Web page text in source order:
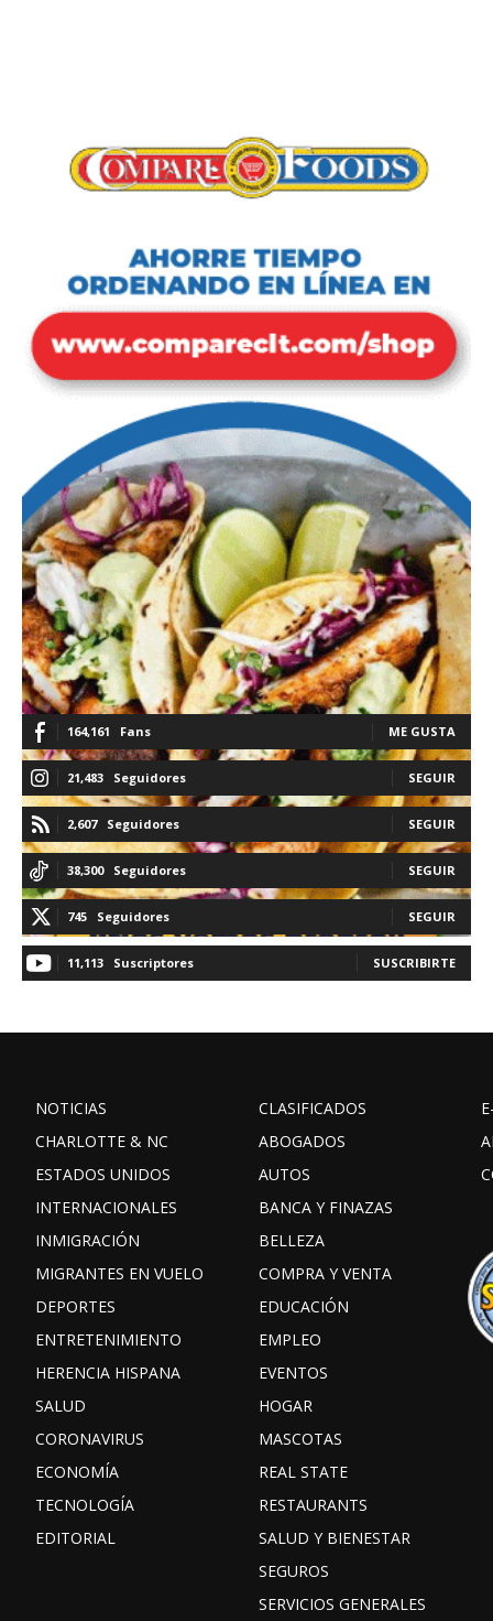
164,161 Fans ME GUSTA
21,483 Seguidores SEGUIR
2,607 Seguidores SEGUIR
38,300 Seguidores SEGUIR
745 Seguidores SEGUIR
11,113 Suscriptores SUSCRIBIRTE
NOTICIAS
CHARLOTTE & NC
ESTADOS UNIDOS
INTERNACIONALES
INMIGRACIÓN
MIGRANTES EN VUELO
DEPORTES
ENTRETENIMIENTO
HERENCIA HISPANA
SALUD
CORONAVIRUS
ECONOMÍA
TECNOLOGÍA
EDITORIAL
CLASIFICADOS
ABOGADOS
AUTOS
BANCA Y FINAZAS
BELLEZA
COMPRA Y VENTA
EDUCACIÓN
EMPLEO
EVENTOS
HOGAR
MASCOTAS
REAL STATE
RESTAURANTS
SALUD Y BIENESTAR
SEGUROS
SERVICIOS GENERALES